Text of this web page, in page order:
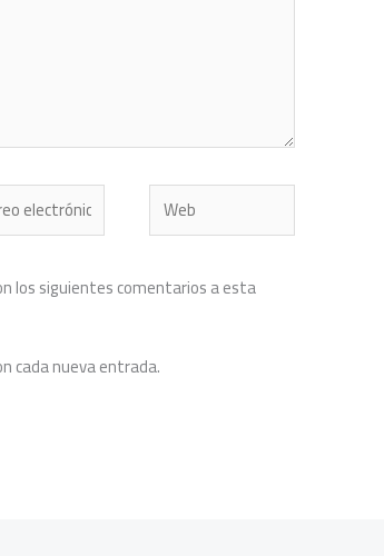
Web
los siguientes comentarios a esta
cada nueva entrada.